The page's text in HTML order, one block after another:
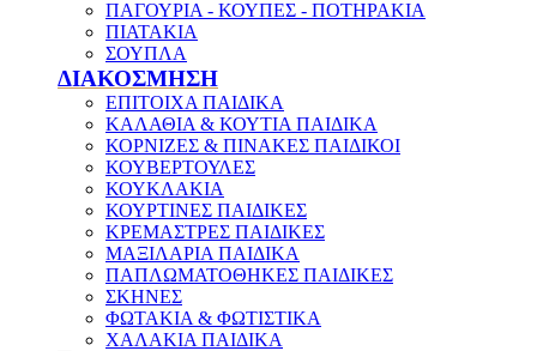
ΠΑΓΟΥΡΙΑ - ΚΟΥΠΕΣ - ΠΟΤΗΡΑΚΙΑ
ΠΙΑΤΑΚΙΑ
ΣΟΥΠΛΑ
ΔΙΑΚΟΣΜΗΣΗ
ΕΠΙΤΟΙΧΑ ΠΑΙΔΙΚΑ
ΚΑΛΑΘΙΑ & ΚΟΥΤΙΑ ΠΑΙΔΙΚΑ
ΚΟΡΝΙΖΕΣ & ΠΙΝΑΚΕΣ ΠΑΙΔΙΚΟΙ
ΚΟΥΒΕΡΤΟΥΛΕΣ
ΚΟΥΚΛΑΚΙΑ
ΚΟΥΡΤΙΝΕΣ ΠΑΙΔΙΚΕΣ
ΚΡΕΜΑΣΤΡΕΣ ΠΑΙΔΙΚΕΣ
ΜΑΞΙΛΑΡΙΑ ΠΑΙΔΙΚΑ
ΠΑΠΛΩΜΑΤΟΘΗΚΕΣ ΠΑΙΔΙΚΕΣ
ΣΚΗΝΕΣ
ΦΩΤΑΚΙΑ & ΦΩΤΙΣΤΙΚΑ
ΧΑΛΑΚΙΑ ΠΑΙΔΙΚΑ